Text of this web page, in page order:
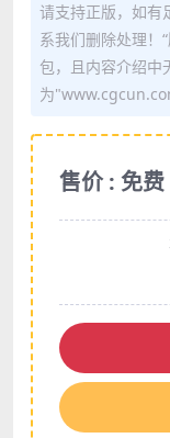
请支持正版，如有
系我们删除处理
包，且内容介绍中
为
售价 : 免费